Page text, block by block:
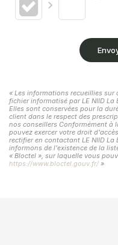
« Les informations recueillies sur
fichier informatisé par LE NIID La
Elles sont conservées pour la
client dans le respect des
nos conseillers Conformément à
pouvez exercer votre droit
rectifier en contactant LE NIID
informons de l'existence de la
« Bloctel », sur laquelle vous
https://www.bloctel.gouv.fr/ »